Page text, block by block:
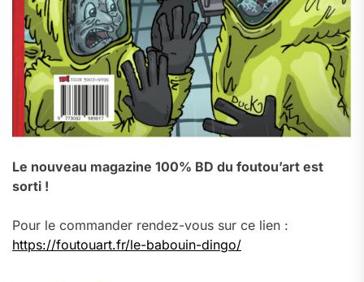
Le nouveau magazine 100% BD du foutou’art est
sorti !
Pour le commander rendez-vous sur ce lien :
https://foutouart.fr/le-babouin-dingo/